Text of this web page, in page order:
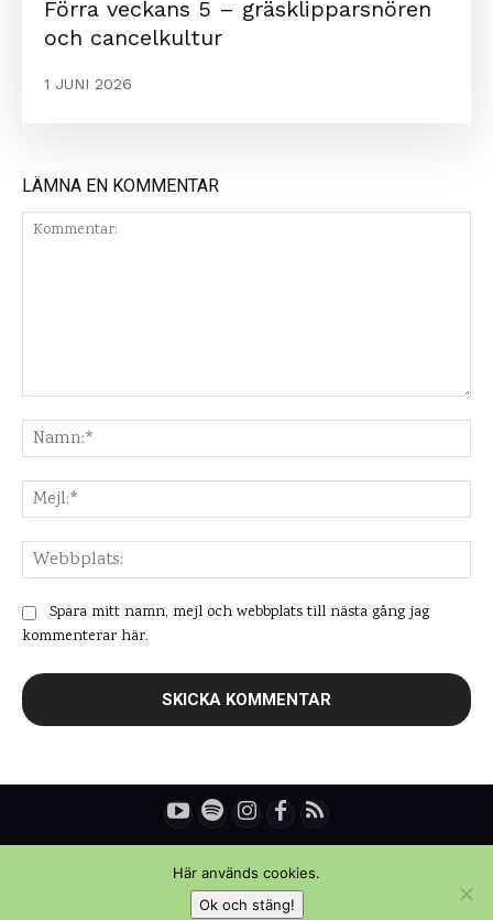
Förra veckans 5 – gräsklipparsnören
och cancelkultur
1 JUNI 2026
LÄMNA EN KOMMENTAR
Spara mitt namn, mejl och webbplats till nästa gång jag
kommenterar här.
Här används cookies.
Ok och stäng!